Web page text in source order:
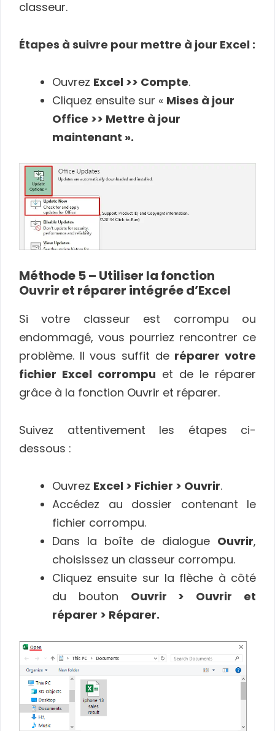
classeur.
Étapes à suivre pour mettre à jour Excel :
Ouvrez Excel >> Compte.
Cliquez ensuite sur « Mises à jour
Office >> Mettre à jour
maintenant ».
Méthode 5 – Utiliser la fonction
Ouvrir et réparer intégrée d’Excel
Si votre classeur est corrompu ou
endommagé, vous pourriez rencontrer ce
problème. Il vous suffit de réparer votre
fichier Excel corrompu et de le réparer
grâce à la fonction Ouvrir et réparer.
Suivez attentivement les étapes ci-
dessous :
Ouvrez Excel > Fichier > Ouvrir.
Accédez au dossier contenant le
fichier corrompu.
Dans la boîte de dialogue Ouvrir,
choisissez un classeur corrompu.
Cliquez ensuite sur la flèche à côté
du bouton Ouvrir > Ouvrir et
réparer > Réparer.